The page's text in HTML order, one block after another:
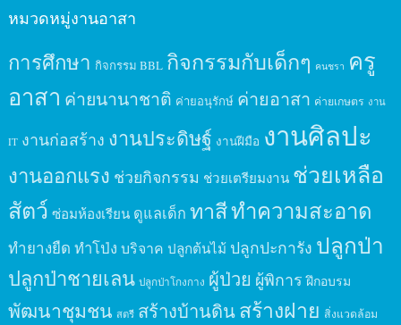
หมวดหมู่งานอาสา
การศึกษา กิจกรรม BBL กิจกรรมกับเด็กๆ คนชรา ครู
อาสา ค่ายนานาชาติ ค่ายอนุรักษ์ ค่ายอาสา ค่ายเกษตร งาน
IT งานก่อสร้าง งานประดิษฐ์ งานฝีมือ งานศิลปะ
งานออกแรง ช่วยกิจกรรม ช่วยเตรียมงาน ช่วยเหลือ
สัตว์ ซ่อมห้องเรียน ดูแลเด็ก ทาสีทำความสะอาด
ทำยางยืด ทำโป่ง บริจาค ปลูกต้นไม้ ปลูกปะการัง ปลูกป่า
ปลูกป่าชายเลน ปลูกป่าโกงกาง ผู้ป่วย ผู้พิการ ฝึกอบรม
พัฒนาชุมชน สตรี สร้างบ้านดินสร้างฝาย สิ่งแวดล้อม